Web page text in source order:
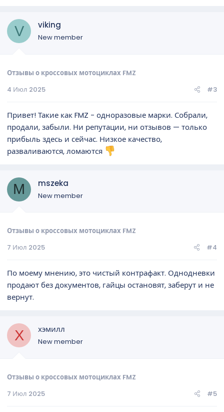
V viking
New member
Отзывы о кроссовых мотоциклах FMZ
4 Июл 2025
#3
Привет! Такие как FMZ - одноразовые марки. Собрали,
продали, забыли. Ни репутации, ни отзывов — только
прибыль здесь и сейчас. Низкое качество,
разваливаются, ломаются
M mszeka
New member
Отзывы о кроссовых мотоциклах FMZ
7 Июл 2025
#4
По моему мнению, это чистый контрафакт. Однодневки
продают без документов, гайцы остановят, заберут и не
вернут.
Х хэмилл
New member
Отзывы о кроссовых мотоциклах FMZ
7 Июл 2025
#5